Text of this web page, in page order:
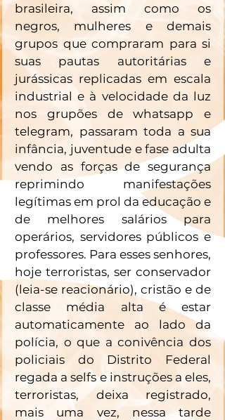
brasileira, assim como os
negros, mulheres e demais
grupos que compraram para si
suas pautas autoritárias e
jurássicas replicadas em escala
industrial e à velocidade da luz
nos grupões de whatsapp e
telegram, passaram toda a sua
infância, juventude e fase adulta
vendo as forças de segurança
reprimindo manifestações
legítimas em prol da educação e
de melhores salários para
operários, servidores públicos e
professores. Para esses senhores,
hoje terroristas, ser conservador
(leia-se reacionário), cristão e de
classe média alta é estar
automaticamente ao lado da
polícia, o que a conivência dos
policiais do Distrito Federal
regada a selfs e instruções a eles,
terroristas, deixa registrado,
mais uma vez, nessa tarde